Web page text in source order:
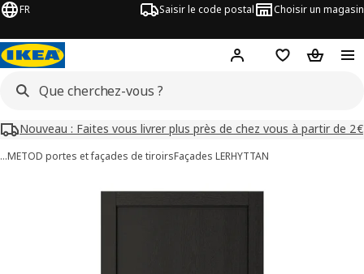
FR Saisir le code postal Choisir un magasin
Mon compteFavorisPanier
Nouveau : Faites vous livrer plus près de chez vous à partir de 2€
…METOD portes et façades de tiroirsFaçades LERHYTTAN
de LERHYTTAN